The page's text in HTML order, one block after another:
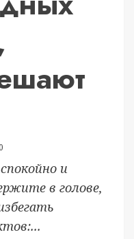
и
в голове,